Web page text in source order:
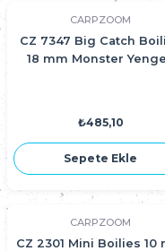
CARPZOOM
CZ 7347 Big Catch
18 mm Monster
₺485,10
Sepete Ekle
CARPZOOM
CZ 2301 Mini Boilies 10